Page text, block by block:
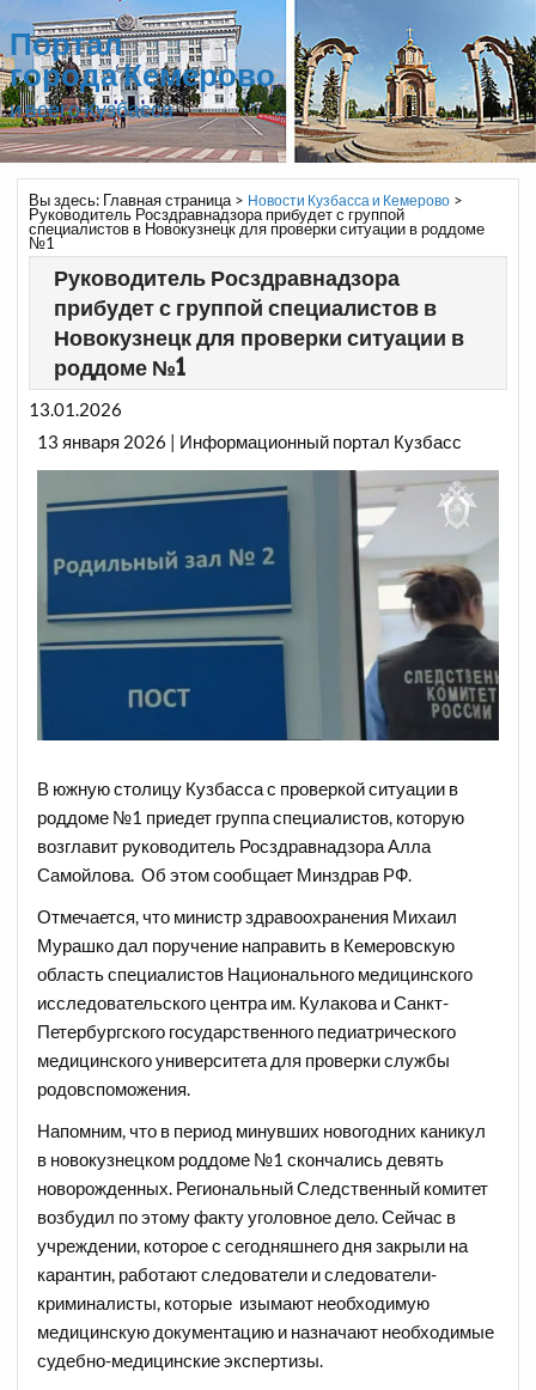
Портал
города Кемерово
и всего Кузбасса
Вы здесь: Главная страница> Новости Кузбасса и Кемерово>
Руководитель Росздравнадзора прибудет с группой
специалистов в Новокузнецк для проверки ситуации в роддоме
№1
Руководитель Росздравнадзора
прибудет с группой специалистов в
Новокузнецк для проверки ситуации в
роддоме №1
13.01.2026
13 января 2026 | Информационный портал Кузбасс
В южную столицу Кузбасса с проверкой ситуации в
роддоме №1 приедет группа специалистов, которую
возглавит руководитель Росздравнадзора Алла
Самойлова. Об этом сообщает Минздрав РФ.
Отмечается, что министр здравоохранения Михаил
Мурашко дал поручение направить в Кемеровскую
область специалистов Национального медицинского
исследовательского центра им. Кулакова и Санкт-
Петербургского государственного педиатрического
медицинского университета для проверки службы
родовспоможения.
Напомним, что в период минувших новогодних каникул
в новокузнецком роддоме №1 скончались девять
новорожденных. Региональный Следственный комитет
возбудил по этому факту уголовное дело. Сейчас в
учреждении, которое с сегодняшнего дня закрыли на
карантин, работают следователи и следователи-
криминалисты, которые изымают необходимую
медицинскую документацию и назначают необходимые
судебно-медицинские экспертизы.